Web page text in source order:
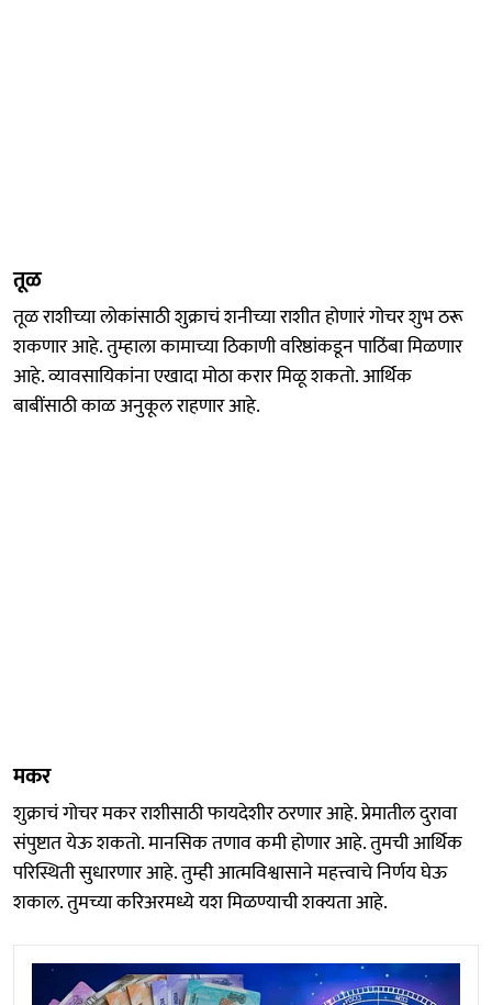
तूळ
तूळ राशीच्या लोकांसाठी शुक्राचं शनीच्या राशीत होणारं गोचर शुभ ठरू
शकणार आहे. तुम्हाला कामाच्या ठिकाणी वरिष्ठांकडून पाठिंबा मिळणार
आहे. व्यावसायिकांना एखादा मोठा करार मिळू शकतो. आर्थिक
बाबींसाठी काळ अनुकूल राहणार आहे.
मकर
शुक्राचं गोचर मकर राशीसाठी फायदेशीर ठरणार आहे. प्रेमातील दुरावा
संपुष्टात येऊ शकतो. मानसिक तणाव कमी होणार आहे. तुमची आर्थिक
परिस्थिती सुधारणार आहे. तुम्ही आत्मविश्वासाने महत्त्वाचे निर्णय घेऊ
शकाल. तुमच्या करिअरमध्ये यश मिळण्याची शक्यता आहे.